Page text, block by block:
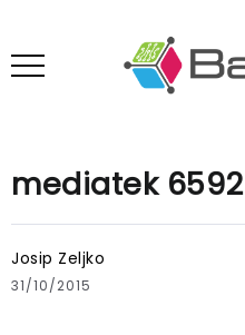
mediatek 6592
Josip Zeljko
31/10/2015